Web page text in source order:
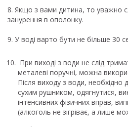
8. Якщо з вами дитина, то уважно
занурення в ополонку.
9. У воді варто бути не більше 30
При виході з води не слід
металеві поручні, можна
Після виходу з води, необхідно
сухим рушником, одягнутися,
інтенсивних фізичних вправ,
(алкоголь не зігріває, а лише